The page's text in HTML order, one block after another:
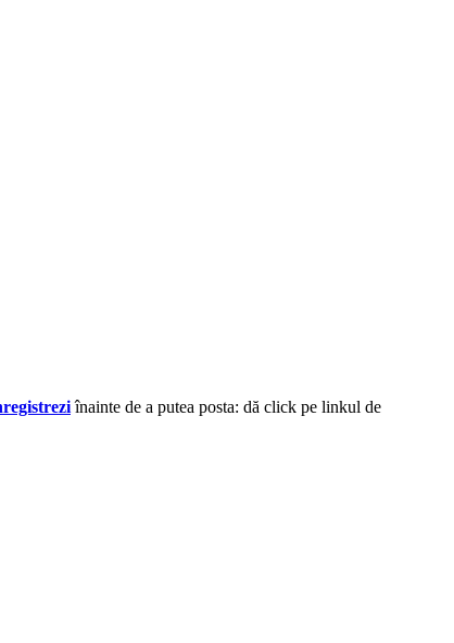
înainte de a putea posta: dă click pe linkul de